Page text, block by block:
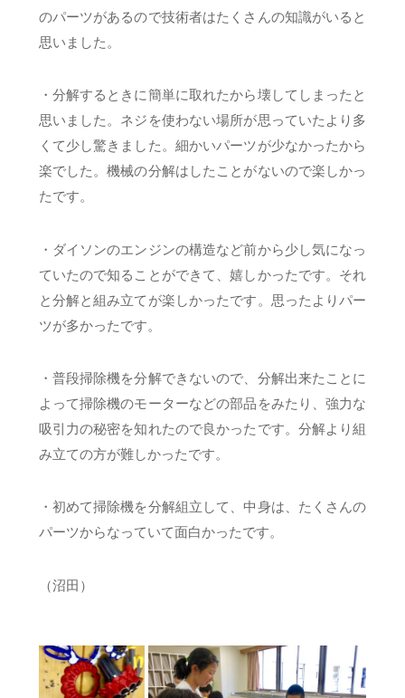
のパーツがあるので技術者はたくさんの知識がいると
思いました。
・分解するときに簡単に取れたから壊してしまったと
思いました。ネジを使わない場所が思っていたより多
くて少し驚きました。細かいパーツが少なかったから
楽でした。機械の分解はしたことがないので楽しかっ
たです。
・ダイソンのエンジンの構造など前から少し気になっ
ていたので知ることができて、嬉しかったです。それ
と分解と組み立てが楽しかったです。思ったよりパー
ツが多かったです。
・普段掃除機を分解できないので、分解出来たことに
よって掃除機のモーターなどの部品をみたり、強力な
吸引力の秘密を知れたので良かったです。分解より組
み立ての方が難しかったです。
・初めて掃除機を分解組立して、中身は、たくさんの
パーツからなっていて面白かったです。
（沼田）